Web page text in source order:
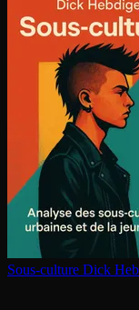
Sous-culture Dick